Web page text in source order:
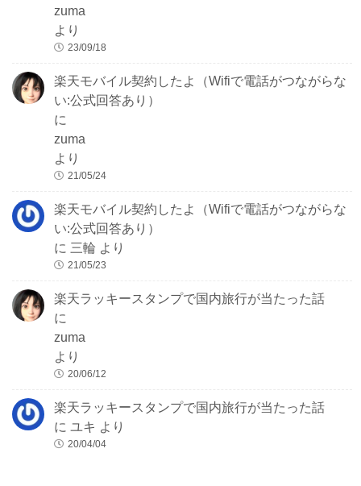
zuma
より
23/09/18
楽天モバイル契約したよ（Wifiで電話がつながらな
い:公式回答あり）
に
zuma
より
21/05/24
楽天モバイル契約したよ（Wifiで電話がつながらな
い:公式回答あり）
に三輪 より
21/05/23
楽天ラッキースタンプで国内旅行が当たった話
に
zuma
より
20/06/12
楽天ラッキースタンプで国内旅行が当たった話
にユキ より
20/04/04